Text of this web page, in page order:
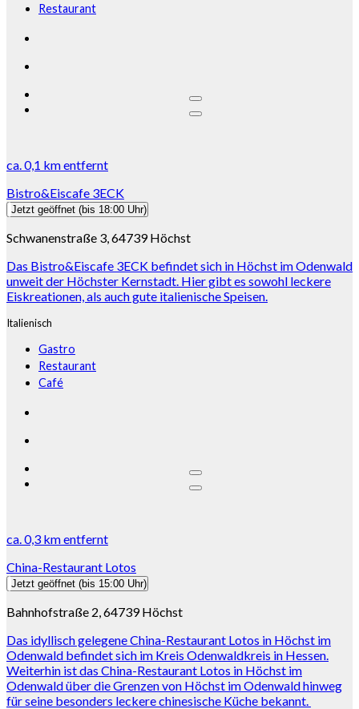
Restaurant
ca. 0,1 kmentfernt
Bistro&Eiscafe 3ECK
Jetzt geöffnet (bis 18:00 Uhr)
Schwanenstraße 3, 64739 Höchst
Das Bistro&Eiscafe 3ECK befindet sich in Höchst im Odenwald
unweit der Höchster Kernstadt. Hier gibt es sowohl leckere
Eiskreationen, als auch gute italienische Speisen.
Italienisch
Gastro
Restaurant
Café
ca.0,3 kmentfernt
China-Restaurant Lotos
Jetzt geöffnet (bis 15:00 Uhr)
Bahnhofstraße 2, 64739 Höchst
Das idyllisch gelegene China-Restaurant Lotos in Höchst im
Odenwald befindet sich im Kreis Odenwaldkreis in Hessen.
Weiterhin ist das China-Restaurant Lotos in Höchst im
Odenwald über die Grenzen von Höchst im Odenwald hinweg
für seine besonders leckere chinesische Küche bekannt.